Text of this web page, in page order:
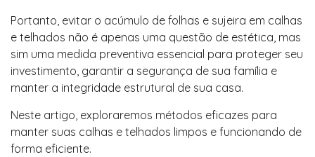
Portanto, evitar o acúmulo de folhas e sujeira em calhas
e telhados não é apenas uma questão de estética, mas
sim uma medida preventiva essencial para proteger seu
investimento, garantir a segurança de sua família e
manter a integridade estrutural de sua casa.
Neste artigo, exploraremos métodos eficazes para
manter suas calhas e telhados limpos e funcionando de
forma eficiente.